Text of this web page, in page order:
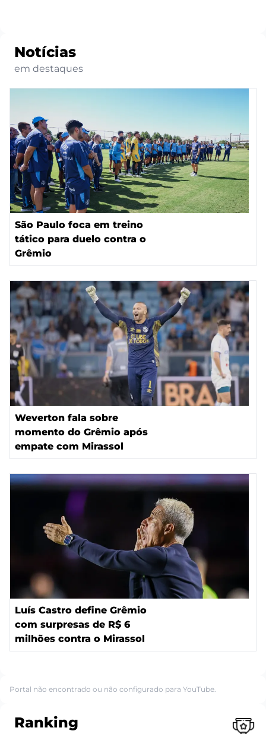
Notícias
em destaques
São Paulo foca em treino
tático para duelo contra o
Grêmio
Weverton fala sobre
momento do Grêmio após
empate com Mirassol
Luís Castro define Grêmio
com surpresas de R$ 6
milhões contra o Mirassol
Portal não encontrado ou não configurado para YouTube.
Ranking